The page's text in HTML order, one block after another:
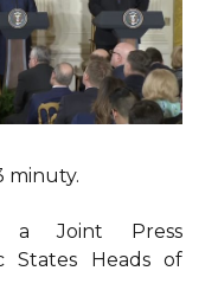
minuty.
a Joint Press
States Heads of